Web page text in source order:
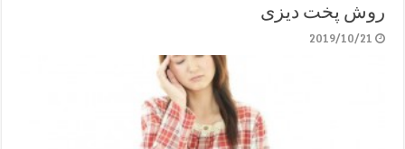
روش پخت دیزی
2019/10/21